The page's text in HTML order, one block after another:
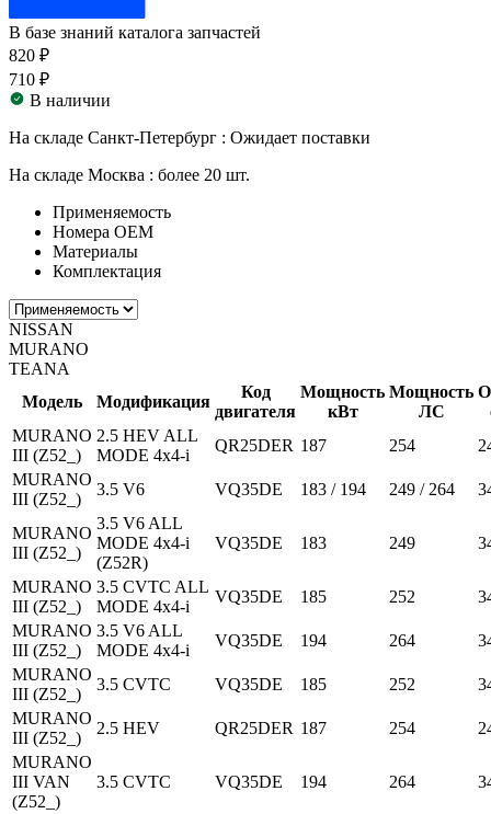
В базе знаний каталога запчастей
820 ₽
710 ₽
В наличии
На складе Санкт-Петербург : Ожидает поставки
На складе Москва : более 20 шт.
Применяемость
Номера ОЕМ
Материалы
Комплектация
NISSAN
MURANO
TEANA
Модель
Модификация
Код
двигателя
Мощность
кВт
Мощность
ЛС
MURANO
III (Z52_)
2.5 HEV ALL
MODE 4x4-i
QR25DER 187 254
MURANO
III (Z52_)
3.5 V6 VQ35DE 183 / 194 249 / 264
MURANO
III (Z52_)
3.5 V6 ALL
MODE 4x4-i
(Z52R)
VQ35DE 183 249
MURANO
III (Z52_)
3.5 CVTC ALL
MODE 4x4-i
VQ35DE 185 252
MURANO
III (Z52_)
3.5 V6 ALL
MODE 4x4-i
VQ35DE 194 264
MURANO
III (Z52_)
3.5 CVTC VQ35DE 185 252
MURANO
III (Z52_)
2.5 HEV QR25DER 187 254
MURANO
III VAN
(Z52_)
3.5 CVTC VQ35DE 194 264